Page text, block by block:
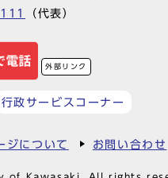
（代表）
外部リンク
行政サービスコーナー
ジについて お問い合わせ